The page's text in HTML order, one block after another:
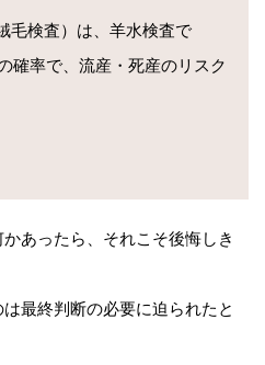
毛検査）は、羊水検査で
確率で、流産・死産のリスク
あったら、それこそ後悔しき
最終判断の必要に迫られたと